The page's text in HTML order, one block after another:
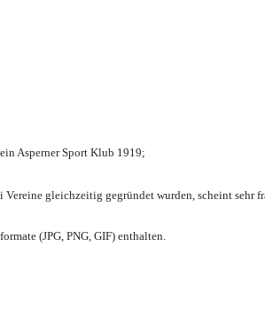
Asperner Sport Klub 1919;
gleichzeitig gegründet wurden, scheint sehr
(JPG, PNG, GIF) enthalten.